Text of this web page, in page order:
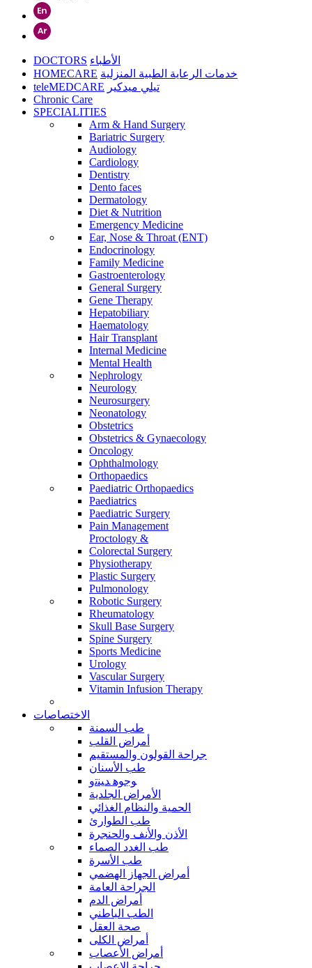
DOCTORS الأطباء
HOMECARE خدمات الرعاية الطبية المنزلية
teleMEDCARE تيلي ميدكير
Chronic Care
SPECIALITIES
Arm & Hand Surgery
Bariatric Surgery
Audiology
Cardiology
Dentistry
Dento faces
Dermatology
Diet & Nutrition
Emergency Medicine
Ear, Nose & Throat (ENT)
Endocrinology
Family Medicine
Gastroenterology
General Surgery
Gene Therapy
Hepatobiliary
Haematology
Hair Transplant
Internal Medicine
Mental Health
Nephrology
Neurology
Neurosurgery
Neonatology
Obstetrics
Obstetrics & Gynaecology
Oncology
Ophthalmology
Orthopaedics
Paediatric Orthopaedics
Paediatrics
Paediatric Surgery
Pain Management
Proctology &
Colorectal Surgery
Physiotherapy
Plastic Surgery
Pulmonology
Robotic Surgery
Rheumatology
Skull Base Surgery
Spine Surgery
Sports Medicine
Urology
Vascular Surgery
Vitamin Infusion Therapy
الاختصاصات
طب السمنة
أمراض القلب
جراحة القولون والمستقيم
طب الأسنان
ﻮﺟﻮﻫ ﺪﻴﻨﺗﻭ
الأمراض الجلدية
الحمية والنظام الغذائي
طب الطوارئ
الأذن والأنف والحنجرة
طب الغدد الصماء
طب الأسرة
أمراض الجهاز الهضمي
الجراحة العامة
أمراض الدم
الطب الباطني
صحة العقل
أمراض الكلى
أمراض الأعصاب